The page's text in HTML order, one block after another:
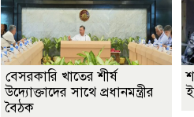
বেসরকারি খাতের শীর্ষ
উদ্যোক্তাদের সাথে প্রধানমন্ত্রীর
বৈঠক